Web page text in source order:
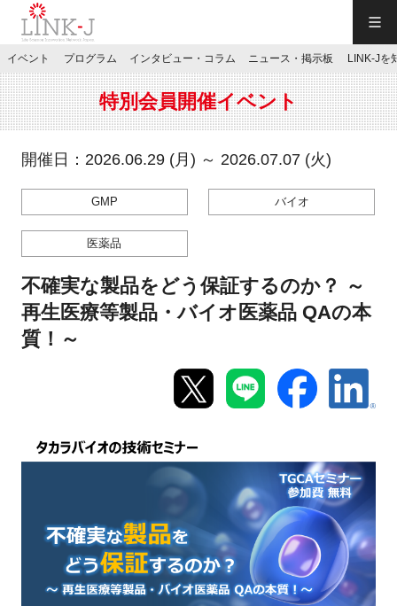
JP／EN
特別会員専用メニュー
お問い合わせ
プログラム
インタビュー・コラム
イベント プログラム インタビュー・コラム ニュース・掲示板 LINK-Jを
特別会員開催イベント
開催日：2026.06.29 (月) ～ 2026.07.07 (火)
GMP バイオ
医薬品
不確実な製品をどう保証するのか？ ～
再生医療等製品・バイオ医薬品 QAの本
質！～